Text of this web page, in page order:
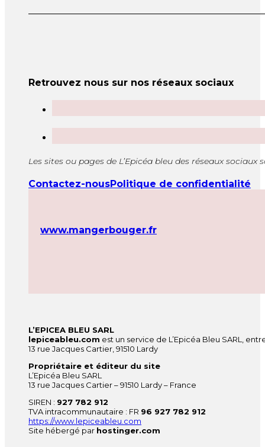
Retrouvez nous sur nos réseaux sociaux
Les sites ou pages de L’Epicéa bleu des réseaux sociaux
Contactez-nousPolitique de confidentialité
www.mangerbouger.fr
L’EPICEA BLEU SARL
lepiceableu.com est un service de L’Epicéa Bleu SARL,
13 rue Jacques Cartier, 91510 Lardy
Propriétaire et éditeur du site
L’Epicéa Bleu SARL
13 rue Jacques Cartier – 91510 Lardy – France
SIREN : 927 782 912
TVA intracommunautaire : FR 96 927 782 912
https://www.lepiceableu.com
Site hébergé par hostinger.com